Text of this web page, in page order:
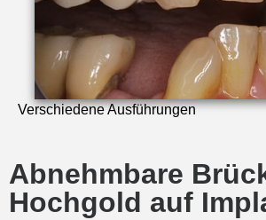
Verschiedene Ausführungen
Abnehmbare
Hochgold auf